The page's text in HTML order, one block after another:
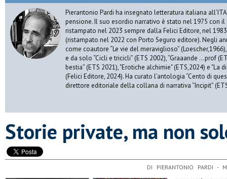
Pierantonio Pardi ha insegnato letteratura italiana
pensione. Il suo esordio narrativo è stato nel 1975 con il
ristampato nel 2023 sempre dalla Felici Editore, nel
(ristampato nel 2022 con Porto Seguro editore). Negli
come coautore “Le vie del meraviglioso”
e da solo “Cicli e tricicli” (ETS 2002), “Graaande …prof
bestia” (ETS 2021), "Erotiche alchimie" (ETS,2024) e "La
(Felici Editore, 2024). Ha curato l’antologia “Cento di
direttore editoriale della collana di narrativa “Incipit”
​Storie private, ma non
DI PIERANTONIO PARDI -